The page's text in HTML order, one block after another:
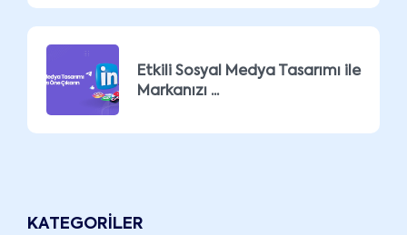
Etkili Sosyal Medya Tasarımı ile
Markanızı ...
KATEGORILER